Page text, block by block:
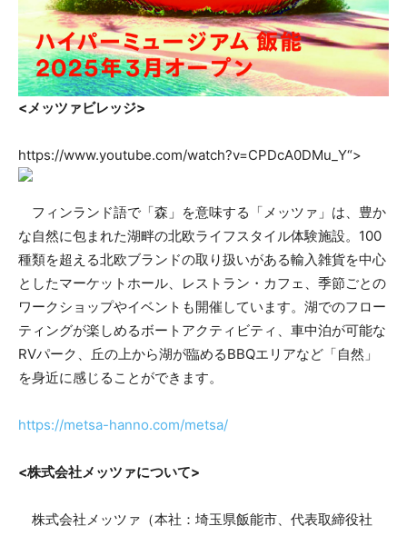
<メッツァビレッジ>
https://www.youtube.com/watch?v=CPDcA0DMu_Y“>
フィンランド語で「森」を意味する「メッツァ」は、豊か
な自然に包まれた湖畔の北欧ライフスタイル体験施設。100
種類を超える北欧ブランドの取り扱いがある輸入雑貨を中心
としたマーケットホール、レストラン・カフェ、季節ごとの
ワークショップやイベントも開催しています。湖でのフロー
ティングが楽しめるボートアクティビティ、車中泊が可能な
RVパーク、丘の上から湖が臨めるBBQエリアなど「自然」
を身近に感じることができます。
https://metsa-hanno.com/metsa/
<株式会社メッツァについて>
株式会社メッツァ（本社：埼玉県飯能市、代表取締役社